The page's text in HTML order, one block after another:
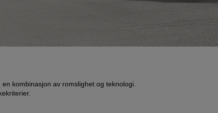
kombinasjon av romslighet og teknologi.